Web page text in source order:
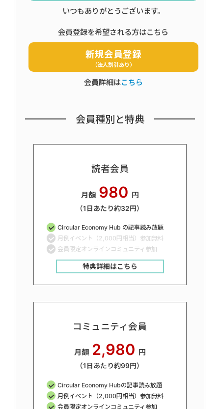
いつもありがとうございます。
会員登録を希望される方はこちら
新規会員登録
（法人割引あり）
会員詳細はこちら
会員種別と特典
読者会員
月額 980 円
（1日あたり約32円）
Circular Economy Hub の記事読み放題
月例イベント（2,000円相当）参加無料
会員限定オンラインコミュニティ参加
特典詳細はこちら
コミュニティ会員
月額 2,980 円
（1日あたり約99円）
Circular Economy Hubの記事読み放題
月例イベント（2,000円相当）参加無料
会員限定オンラインコミュニティ参加